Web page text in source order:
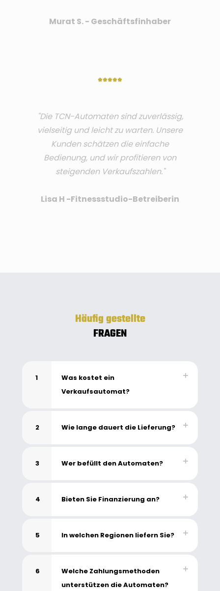
Murat S. - Geschäftsfinhaber
*****
"Die TCN-Automaten sind zuverlässig,
vielseitig und leicht zu warten. Unsere
Kunden schätzen die einfache
Bedienung, und wir profitieren von
steigenden Verkaufszahlen."
Lisa H -Fitnessstudio-Betreiberin
Häufig gestellte
FRAGEN
1
Was kostet ein
Verkaufsautomat?
2 Wie lange dauert die Lieferung?
3 Wer befüllt den Automaten?
4 Bieten Sie Finanzierung an?
5 In welchen Regionen liefern Sie?
6
Welche Zahlungsmethoden
unterstützen die Automaten?